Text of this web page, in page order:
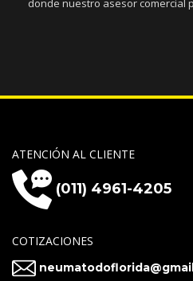
donde nuestro asesor comercial
ATENCIÓN AL CLIENTE
(011) 4961-4205
COTIZACIONES